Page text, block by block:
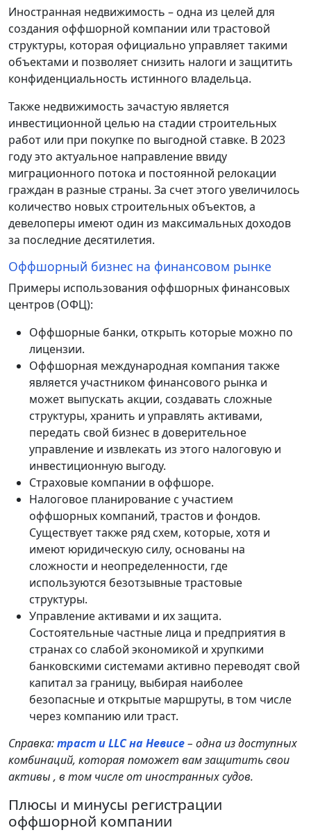
Иностранная недвижимость – одна из целей для
создания оффшорной компании или трастовой
структуры, которая официально управляет такими
объектами и позволяет снизить налоги и защитить
конфиденциальность истинного владельца.
Также недвижимость зачастую является
инвестиционной целью на стадии строительных
работ или при покупке по выгодной ставке. В 2023
году это актуальное направление ввиду
миграционного потока и постоянной релокации
граждан в разные страны. За счет этого увеличилось
количество новых строительных объектов, а
девелоперы имеют один из максимальных доходов
за последние десятилетия.
Оффшорный бизнес на финансовом рынке
Примеры использования оффшорных финансовых
центров (ОФЦ):
Оффшорные банки, открыть которые можно по
лицензии.
Оффшорная международная компания также
является участником финансового рынка и
может выпускать акции, создавать сложные
структуры, хранить и управлять активами,
передать свой бизнес в доверительное
управление и извлекать из этого налоговую и
инвестиционную выгоду.
Страховые компании в оффшоре.
Налоговое планирование с участием
оффшорных компаний, трастов и фондов.
Существует также ряд схем, которые, хотя и
имеют юридическую силу, основаны на
сложности и неопределенности, где
используются безотзывные трастовые
структуры.
Управление активами и их защита.
Состоятельные частные лица и предприятия в
странах со слабой экономикой и хрупкими
банковскими системами активно переводят свой
капитал за границу, выбирая наиболее
безопасные и открытые маршруты, в том числе
через компанию или траст.
Справка:траст и LLC на Невисе– одна из доступных
комбинаций, которая поможет вам защитить свои
активы , в том числе от иностранных судов.
Плюсы и минусы регистрации
оффшорной компании